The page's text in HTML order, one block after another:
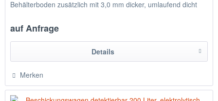
Behälterboden zusätzlich mit 3,0 mm dicker, umlaufend dicht
auf Anfrage
Details
Merken